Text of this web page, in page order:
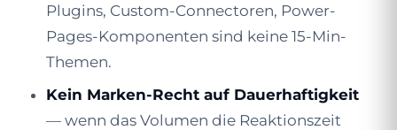
Plugins, Custom-Connectoren, Power-
Pages-Komponenten sind keine 15-Min-
Themen.
Kein Marken-Recht auf Dauerhaftigkeit
— wenn das Volumen die Reaktionszeit